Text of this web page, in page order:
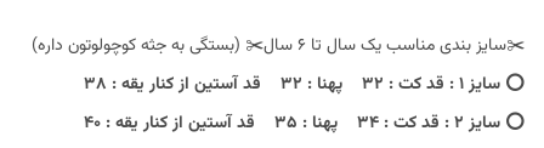
✂️سایز بندی مناسب یک سال تا ۶ سال✂️ (بستگی به جثه کوچولوتون داره)
⭕️ سایز‌ ۱ : قد کت : ۳۲ پهنا : ۳۲ قد آستین از کنار یقه : ۳۸
⭕️ سایز ۲ : قد کت : ۳۴ پهنا : ۳۵ قد آستین از کنار یقه : ۴۰